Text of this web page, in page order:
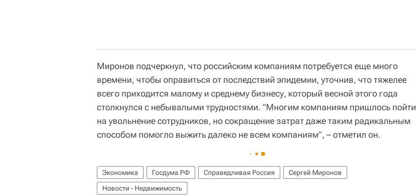
Миронов подчеркнул, что российским компаниям потребуется еще много
времени, чтобы оправиться от последствий эпидемии, уточнив, что тяжелее
всего приходится малому и среднему бизнесу, который весной этого года
столкнулся с небывалыми трудностями. "Многим компаниям пришлось пойти
на увольнение сотрудников, но сокращение затрат даже таким радикальным
способом помогло выжить далеко не всем компаниям", – отметил он.
Экономика Госдума РФ Справедливая Россия
Сергей Миронов
Новости - Недвижимость